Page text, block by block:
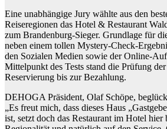
Eine unabhängige Jury wählte aus den
Reiseregionen das Hotel & Restaurant
zum Brandenburg-Sieger. Grundlage für
neben einem tollen Mystery-Check-
den Sozialen Medien sowie der Online-
Mittelpunkt des Tests stand die Prüfung
Reservierung bis zur Bezahlung.
DEHOGA Präsident, Olaf Schöpe,
„Es freut mich, dass dieses Haus
ist, setzt doch das Restaurant im Hotel hier